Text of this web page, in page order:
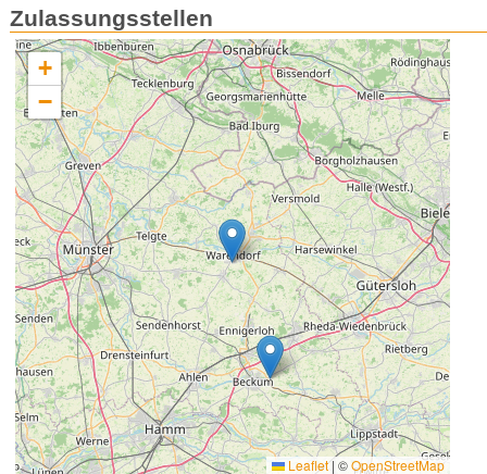
Zulassungsstellen
+
−
Leaflet | ©OpenStreetMap